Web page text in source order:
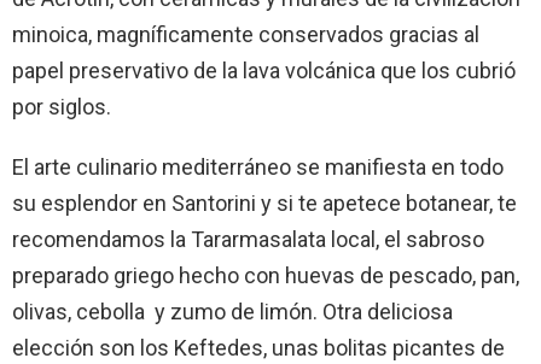
minoica, magníficamente conservados gracias al
papel preservativo de la lava volcánica que los cubrió
por siglos.
El arte culinario mediterráneo se manifiesta en todo
su esplendor en Santorini y si te apetece botanear, te
recomendamos la Tararmasalata local, el sabroso
preparado griego hecho con huevas de pescado, pan,
olivas, cebolla y zumo de limón. Otra deliciosa
elección son los Keftedes, unas bolitas picantes de